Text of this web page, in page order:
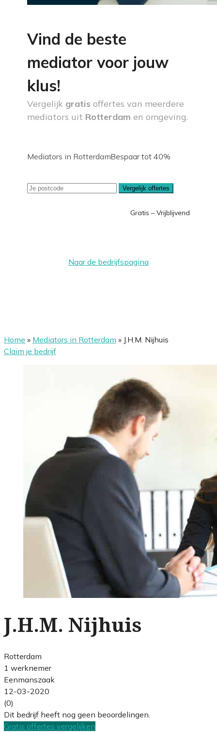
Vind de beste
mediator voor jouw
klus!
Vergelijk gratis offertes van meerdere
mediators uit Rotterdam en omgeving.
Mediators in RotterdamBespaar tot 40%
Vergelijk offertes
Gratis – Vrijblijvend
Naar de bedrijfspagina
Home » Mediators in Rotterdam » J.H.M. Nijhuis
Claim je bedrijf
J.H.M. Nijhuis
Rotterdam
1 werknemer
Eenmanszaak
12-03-2020
(0)
Dit bedrijf heeft nog geen beoordelingen.
Gratis offertes vergelijken